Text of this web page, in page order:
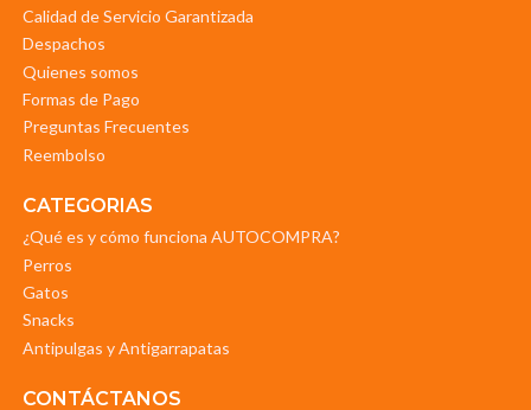
Calidad de Servicio Garantizada
Despachos
Quienes somos
Formas de Pago
Preguntas Frecuentes
Reembolso
CATEGORIAS
¿Qué es y cómo funciona AUTOCOMPRA?
Perros
Gatos
Snacks
Antipulgas y Antigarrapatas
CONTÁCTANOS